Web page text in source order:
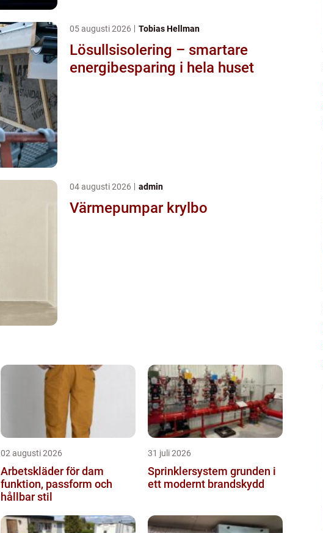
05 augusti 2026 Tobias Hellman
Lösullsisolering – smartare
energibesparing i hela huset
04 augusti 2026 admin
Värmepumpar krylbo
02 augusti 2026
Arbetskläder för dam
funktion, passform och
hållbar stil
31 juli 2026
Sprinklersystem grunden i
ett modernt brandskydd